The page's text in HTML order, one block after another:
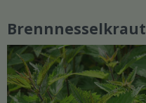
Brennnesselkraut